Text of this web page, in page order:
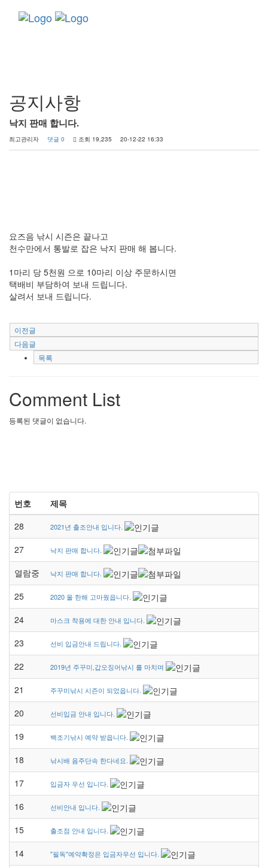
공지사항
낙지 판매 합니다.
최고관리자 댓글 0 조회 19,235 20-12-22 16:33
요즈음 낚시 시즌은 끝나고
천수만에서 통발로 잡은 낙지 판매 해 봅니다.
1마리 당 5천원 으로 10마리 이상 주문하시면
택배비 부담하여 보내 드립니다.
살려서 보내 드립니다.
이전글
다음글
목록
Comment List
등록된 댓글이 없습니다.
번호
제목
28
2021년 출조안내 입니다.
27 낙지 판매 합니다.
열람중 낙지 판매 합니다.
25 2020 올 한해 고마웠읍니다.
24 마스크 착용에 대한 안내 입니다.
23 선비 입금안내 드립니다.
22 2019년 주꾸미,갑오징어낚시 를 마치며
21 주꾸미낚시 시즌이 되었읍니다.
20 선비입금 안내 입니다.
19 백조기낚시 예약 받읍니다.
18 낚시배 음주단속 한다네요.
17 입금자 우선 입니다.
16 선비안내 입니다.
15 출조점 안내 입니다.
14 "필독"예약확정은 입금자우선 입니다.